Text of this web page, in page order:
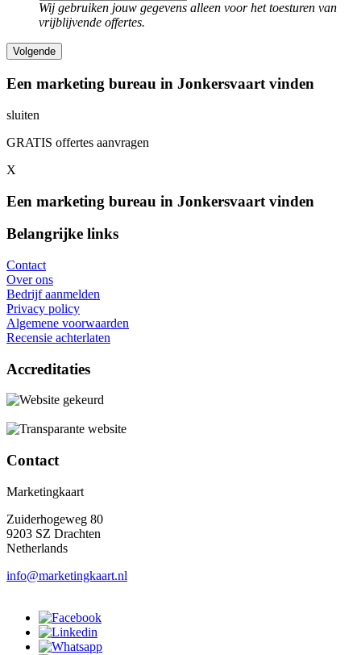
Wij gebruiken jouw gegevens alleen voor het toesturen van
vrijblijvende offertes.
Een marketing bureau in Jonkersvaart vinden
sluiten
GRATIS offertes aanvragen
X
Een marketing bureau in Jonkersvaart vinden
Belangrijke links
Contact
Over ons
Bedrijf aanmelden
Privacy policy
Algemene voorwaarden
Recensie achterlaten
Accreditaties
Contact
Marketingkaart
Zuiderhogeweg 80
9203 SZ Drachten
Netherlands
info@marketingkaart.nl